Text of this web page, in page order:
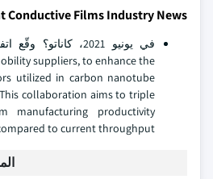
Conductive Films Industry News:
في يونيو 2021،
suppliers, to enhance the
utilized in carbon nanotube
collaboration aims to triple
manufacturing productivity
to current throughput.